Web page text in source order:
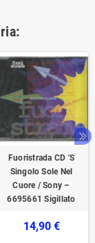
Fuoristrada CD 'S
Singolo Sole Nel
Cuore / Sony –
6695661 Sigillato
14,90 €